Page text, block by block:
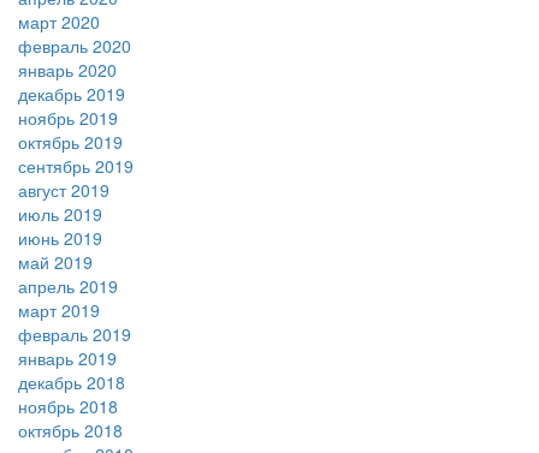
март 2020
февраль 2020
январь 2020
декабрь 2019
ноябрь 2019
октябрь 2019
сентябрь 2019
август 2019
июль 2019
июнь 2019
май 2019
апрель 2019
март 2019
февраль 2019
январь 2019
декабрь 2018
ноябрь 2018
октябрь 2018